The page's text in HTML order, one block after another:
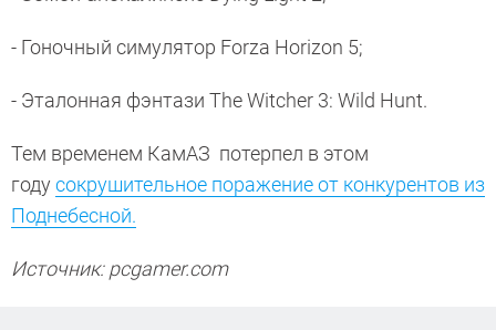
- Гоночный симулятор Forza Horizon 5;
- Эталонная фэнтази The Witcher 3: Wild Hunt.
Тем временем КамАЗ потерпел в этом
годусокрушительное поражение от конкурентов из
Поднебесной.
Источник: pcgamer.com